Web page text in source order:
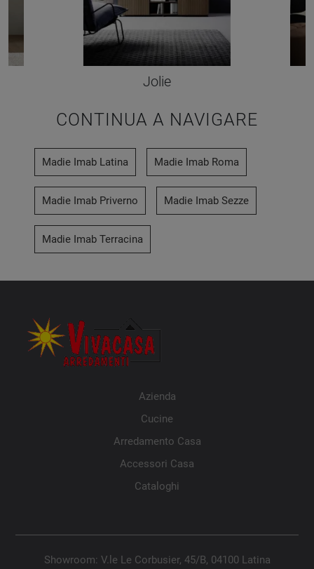
Jolie
CONTINUA A NAVIGARE
Madie Imab Latina Madie Imab Roma
Madie Imab Priverno Madie Imab Sezze
Madie Imab Terracina
Azienda
Cucine
Arredamento Casa
Accessori Casa
Cataloghi
Showroom: V.le Le Corbusier, 45/B, 04100 Latina